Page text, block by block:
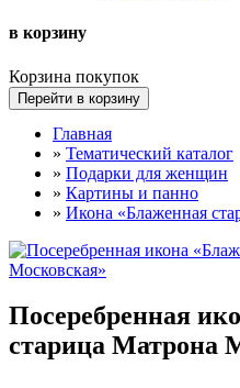
в корзину
Корзина покупок
Перейти в корзину
Главная
» Тематический каталог
» Подарки для женщин
» Картины и панно
» Икона «Блаженная
Посеребренная
старица Матрона